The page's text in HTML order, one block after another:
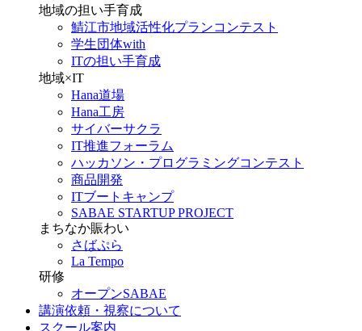
地域の担い手育成
鯖江市地域活性化プランコンテスト
学生団体with
ITの担い手育成
地域×IT
Hana道場
Hana工房
サイバーサクラ
IT推進フォーラム
ハッカソン・プログラミングコンテスト
商品開発
ITブートキャンプ
SABAE STARTUP PROJECT
まちなか賑わい
さばぷら
La Tempo
研修
オープンSABAE
講演依頼・視察について
スクール案内